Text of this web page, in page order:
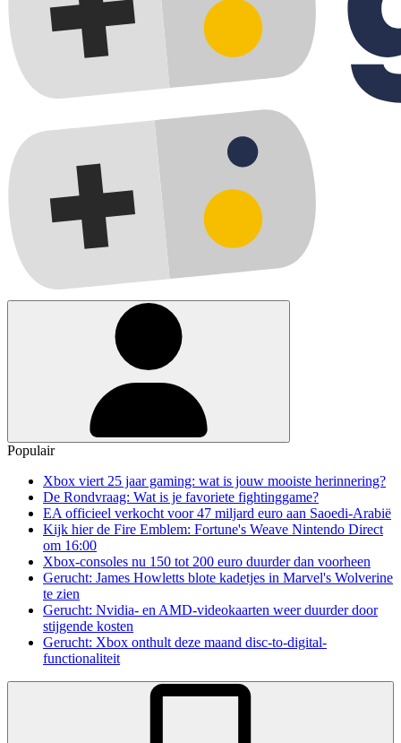
Populair
Xbox viert 25 jaar gaming: wat is jouw mooiste herinnering?
De Rondvraag: Wat is je favoriete fightinggame?
EA officieel verkocht voor 47 miljard euro aan Saoedi-Arabië
Kijk hier de Fire Emblem: Fortune's Weave Nintendo Direct
om 16:00
Xbox-consoles nu 150 tot 200 euro duurder dan voorheen
Gerucht: James Howletts blote kadetjes in Marvel's Wolverine
te zien
Gerucht: Nvidia- en AMD-videokaarten weer duurder door
stijgende kosten
Gerucht: Xbox onthult deze maand disc-to-digital-
functionaliteit